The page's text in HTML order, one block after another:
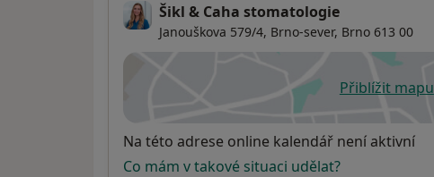
Šikl & Caha stomatologie
Janouškova 579/4, Brno-sever, Brno 613 00
Přiblížit mapu
se
Dostupnost
Na této adrese online kalendář není aktivní
Co mám v takové situaci udělat?